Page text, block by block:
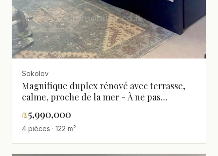
Sokolov
Magnifique duplex rénové avec terrasse,
calme, proche de la mer - À ne pas
₪5,990,000
4 pièces · 122 m²